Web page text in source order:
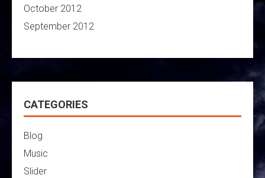
October 2012
September 2012
CATEGORIES
Blog
Music
Slider